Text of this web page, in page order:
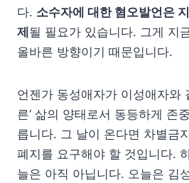
다. 소수자에 대한 혐오발언은
제될 필요가 있습니다. 그게 지
올바른 방향이기 때문입니다.
언젠가 동성애자가 이성애자와
른’ 삶의 양태로서 동등하게 존
릅니다. 그 날이 온다면 차별금
폐지를 요구해야 할 것입니다.
늘은 아직 아닙니다. 오늘은 김